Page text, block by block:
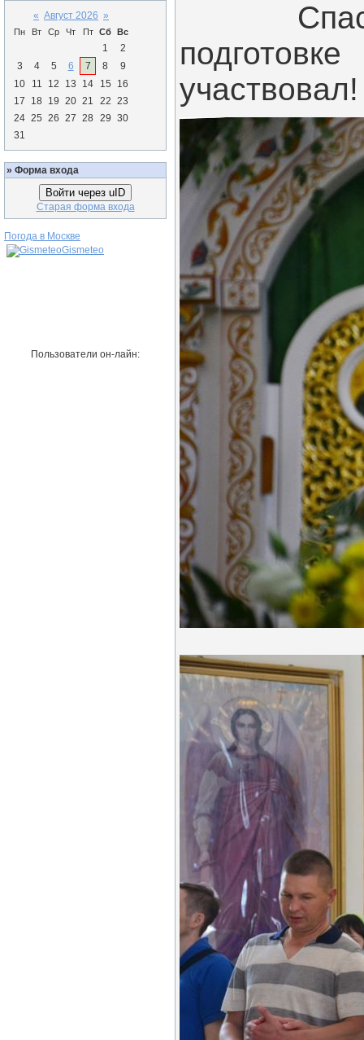
« Август 2026 »
Пн Вт Ср Чт Пт Сб Вс
1
2
3
4 5 6 7 8
9
10
11 12 13 14 15
16
17
18 19 20 21 22 23
24 25 26 27 28 29 30
31
» Форма входа
Войти через uID
Старая форма входа
Погода в Москве
Gismeteo
Пользователи он-лайн:
участвовал!